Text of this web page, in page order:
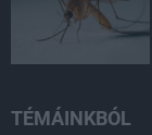
TÉMÁINKBÓL